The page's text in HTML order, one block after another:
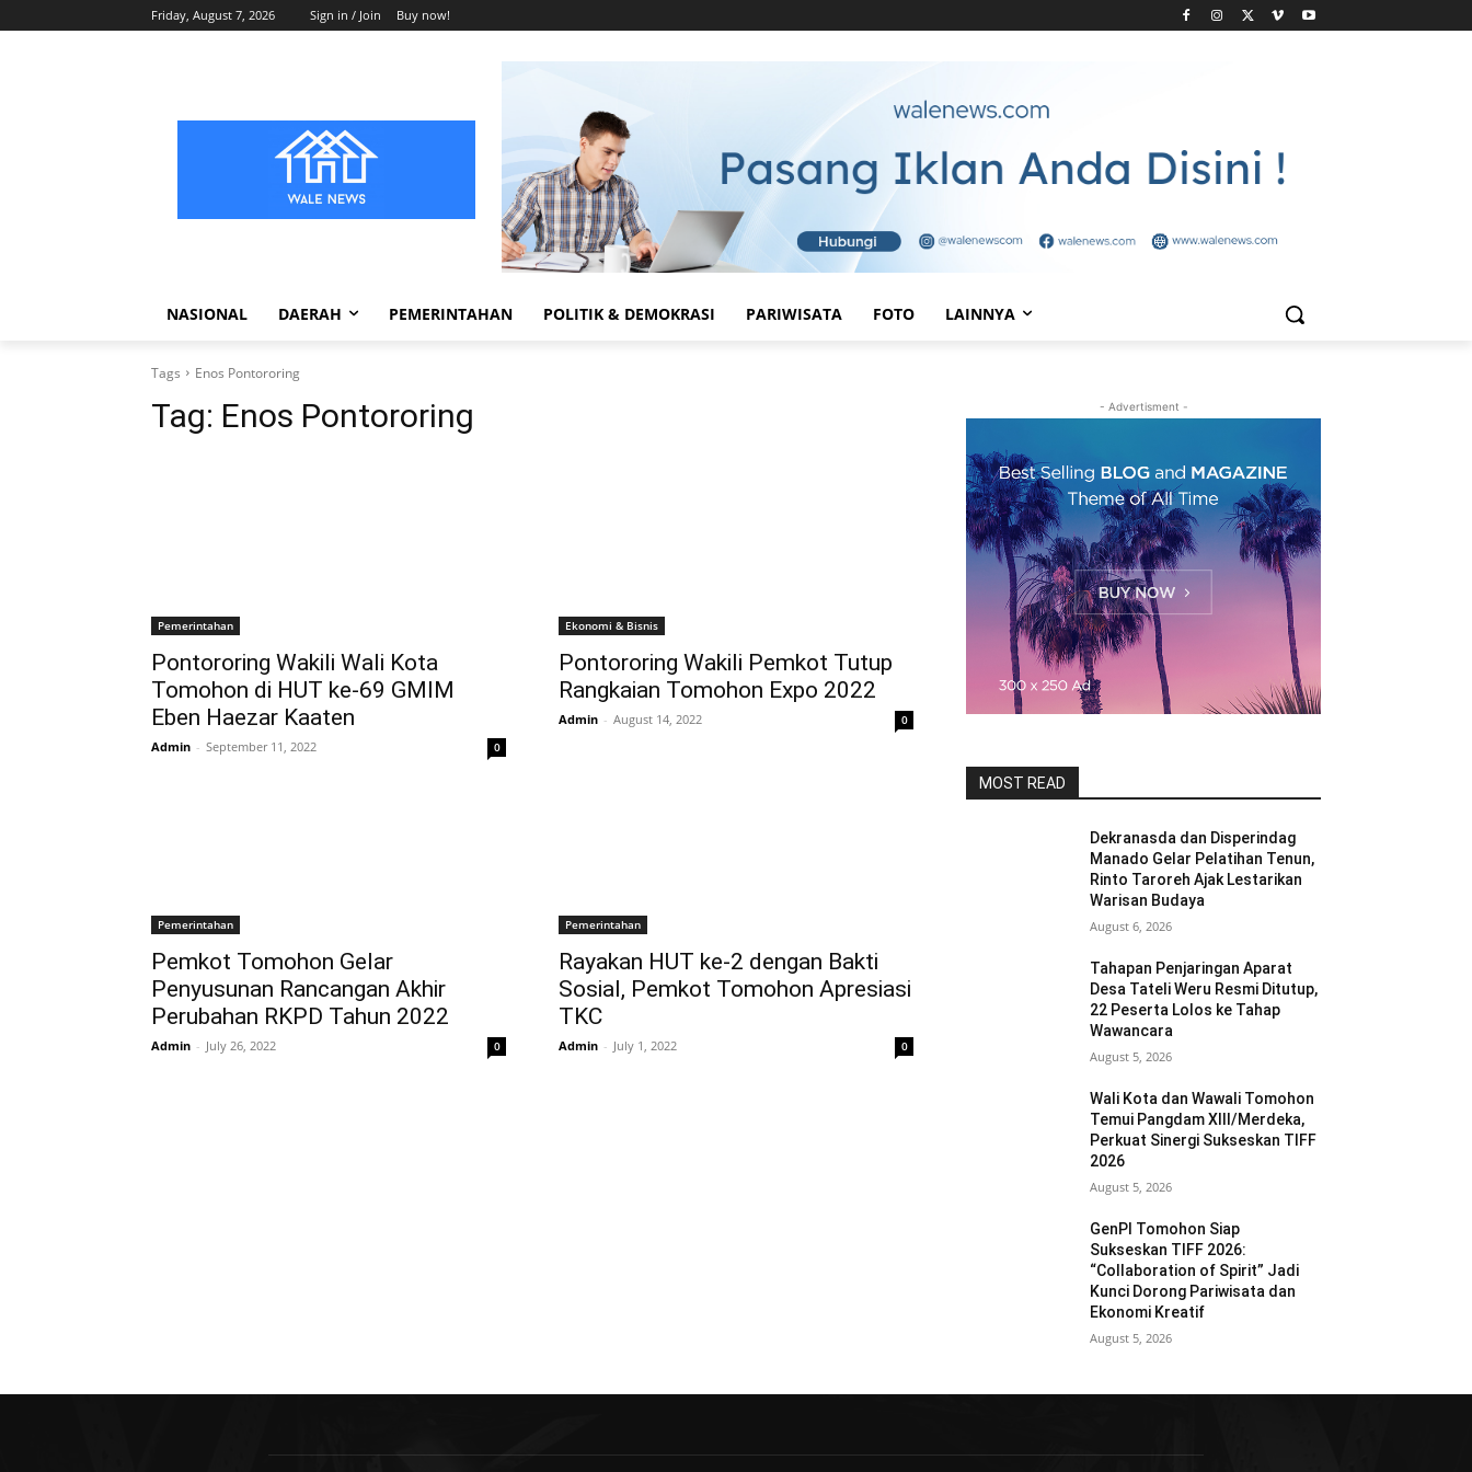
Friday, August 7, 2026 Sign in / Join Buy now!
NASIONAL DAERAH PEMERINTAHAN POLITIK & DEMOKRASI PARIWISATA FOTO LAINNYA
Tags Enos Pontororing
Tag: Enos Pontororing
Pemerintahan
Pontororing Wakili Wali Kota
Tomohon di HUT ke-69 GMIM
Eben Haezar Kaaten
Admin - September 11, 2022 0
Ekonomi & Bisnis
Pontororing Wakili Pemkot Tutup
Rangkaian Tomohon Expo 2022
Admin - August 14, 2022 0
Pemerintahan
Pemkot Tomohon Gelar
Penyusunan Rancangan Akhir
Perubahan RKPD Tahun 2022
Admin - July 26, 2022 0
Pemerintahan
Rayakan HUT ke-2 dengan Bakti
Sosial, Pemkot Tomohon Apresiasi
TKC
Admin - July 1, 2022 0
- Advertisment -
MOST READ
Dekranasda dan Disperindag
Manado Gelar Pelatihan Tenun,
Rinto Taroreh Ajak Lestarikan
Warisan Budaya
August 6, 2026
Tahapan Penjaringan Aparat
Desa Tateli Weru Resmi Ditutup,
22 Peserta Lolos ke Tahap
Wawancara
August 5, 2026
Wali Kota dan Wawali Tomohon
Temui Pangdam XIII/Merdeka,
Perkuat Sinergi Sukseskan TIFF
2026
August 5, 2026
GenPI Tomohon Siap
Sukseskan TIFF 2026:
“Collaboration of Spirit” Jadi
Kunci Dorong Pariwisata dan
Ekonomi Kreatif
August 5, 2026